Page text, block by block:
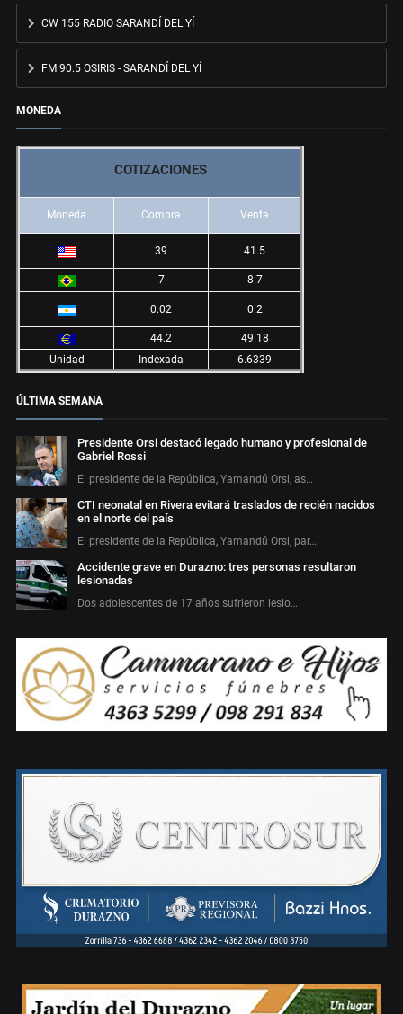
CW 155 RADIO SARANDÍ DEL YÍ
FM 90.5 OSIRIS - SARANDÍ DEL YÍ
MONEDA
COTIZACIONES
Moneda Compra Venta
39 41.5
7 8.7
0.02 0.2
44.2
49.18
Unidad
Indexada 6.6339
ÚLTIMA SEMANA
Presidente Orsi destacó legado humano y profesional de
Gabriel Rossi
El presidente de la República, Yamandú Orsi, as…
CTI neonatal en Rivera evitará traslados de recién nacidos
en el norte del país
El presidente de la República, Yamandú Orsi, par…
Accidente grave en Durazno: tres personas resultaron
lesionadas
Dos adolescentes de 17 años sufrieron lesio…